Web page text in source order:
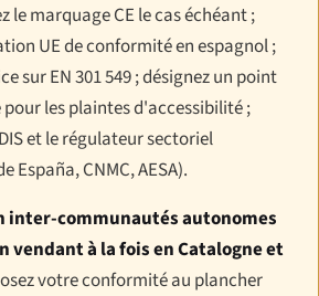
le marquage CE le cas échéant ;
UE de conformité en espagnol ;
sur EN 301 549 ; désignez un point
les plaintes d'accessibilité ;
et le régulateur sectoriel
España, CNMC, AESA).
inter-communautés autonomes
vendant à la fois en Catalogne et
votre conformité au plancher